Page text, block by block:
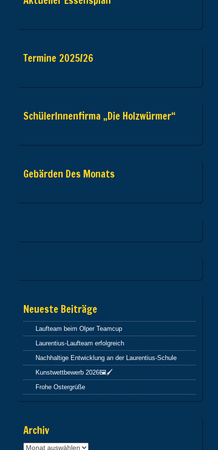
Termine 2025/26
SchülerInnenfirma „Die Holzwürmer“
Gebärden Des Monats
Neueste Beiträge
Laufteam beim Olper Teamcup
Laurentius-Laufteam erfolgreich
Nachhaltige Entwicklung an der Laurentius-Schule
Kunstwettbewerb 2026🖼️🖌️
Frohe Ostergrüße
Archiv
Archiv